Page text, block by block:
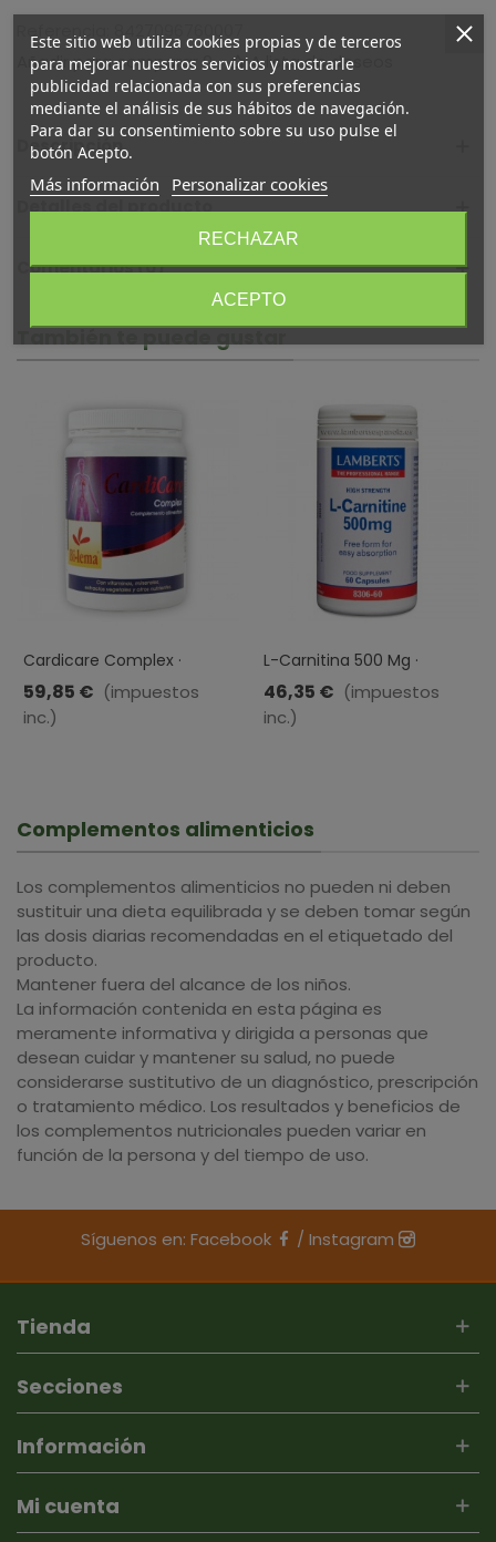
Referencia:
8427096760007
Añadir para comparar 0 A lista de deseos
Descripción
Detalles del producto
Comentarios (0)
También te puede gustar
Cardicare Complex ·
Bilema · 240 Capsulas
59,85 € (impuestos
inc.)
L-Carnitina 500 Mg ·
Lamberts · 60 Cápsulas
46,35 € (impuestos
inc.)
Complementos alimenticios
Los complementos alimenticios no pueden ni deben
sustituir una dieta equilibrada y se deben tomar según
las dosis diarias recomendadas en el etiquetado del
producto.
Mantener fuera del alcance de los niños.
La información contenida en esta página es
meramente informativa y dirigida a personas que
desean cuidar y mantener su salud, no puede
considerarse sustitutivo de un diagnóstico, prescripción
o tratamiento médico. Los resultados y beneficios de
los complementos nutricionales pueden variar en
función de la persona y del tiempo de uso.
Síguenos en: Facebook / Instagram
Este sitio web utiliza cookies propias y de terceros
para mejorar nuestros servicios y mostrarle
publicidad relacionada con sus preferencias
mediante el análisis de sus hábitos de navegación.
Para dar su consentimiento sobre su uso pulse el
botón Acepto.
Más información Personalizar cookies
RECHAZAR
ACEPTO
Tienda
Secciones
Información
Mi cuenta